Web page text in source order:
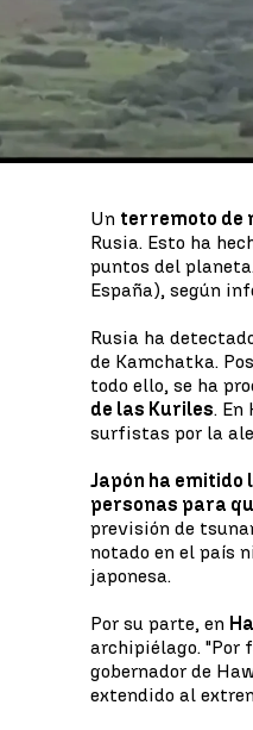
Última hora de la alerta
un terremoto de 8'7:
Beni López
Publicado:30 de julio de 2025,
Un terremoto de
Rusia. Esto ha
puntos del
España), según
Rusia ha
de Kamchatka.
todo ello, se ha
de las Kuriles. En
surfistas por la
Japón ha emitido
personas para
previsión de
notado en el país
japonesa.
Por su parte, en
archipiélago. "Por
gobernador de
extendido al